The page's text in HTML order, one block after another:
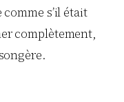
s’il était
complètement,